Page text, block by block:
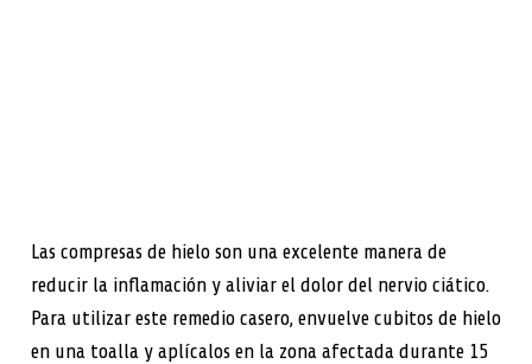
Las compresas de hielo son una excelente manera de
reducir la inflamación y aliviar el dolor del nervio ciático.
Para utilizar este remedio casero, envuelve cubitos de hielo
en una toalla y aplícalos en la zona afectada durante 15